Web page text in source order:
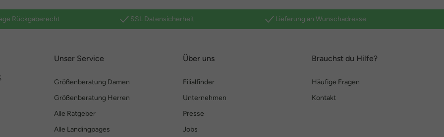
Rückgaberecht SSL Datensicherheit Lieferung an Wunschadresse
Unser Service
Größenberatung Damen
Größenberatung Herren
Alle Ratgeber
Alle Landingpages
Über uns
Filialfinder
Unternehmen
Presse
Jobs
Brauchst du Hilfe?
Häufige Fragen
Kontakt